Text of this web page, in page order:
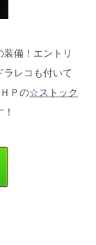
備！エントリ
レコも付いて
Ｐの☆ストック